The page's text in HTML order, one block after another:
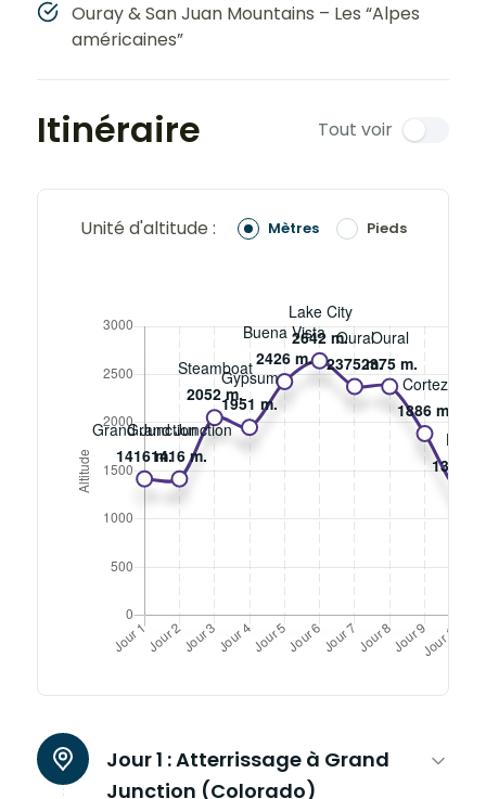
Ouray & San Juan Mountains – Les “Alpes
américaines”
Itinéraire Tout voir
Unité d'altitude : Mètres Pieds
Jour 1 :Atterrissage à Grand
Junction (Colorado)